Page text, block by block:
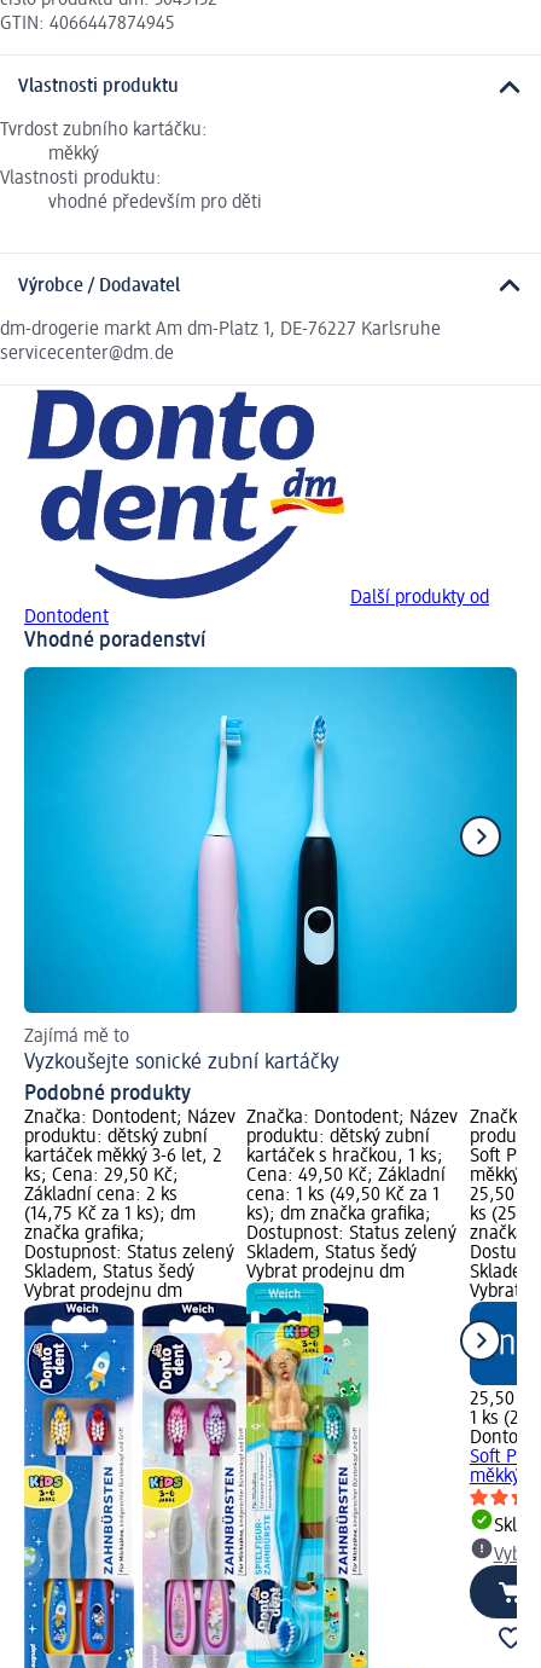
GTIN: 4066447874945
Vlastnosti produktu
Tvrdost zubního kartáčku:
měkký
Vlastnosti produktu:
vhodné především pro děti
Výrobce / Dodavatel
dm-drogerie markt Am dm-Platz 1, DE-76227 Karlsruhe
servicecenter@dm.de
Další produkty od
Dontodent
Vhodné poradenství
Zajímá mě to
Vyzkoušejte sonické zubní kartáčky
Podobné produkty
Značka: Dontodent; Název
produktu: dětský zubní
kartáček měkký 3-6 let, 2
ks; Cena: 29,50 Kč;
Základní cena: 2 ks
(14,75 Kč za 1 ks); dm
značka grafika;
Dostupnost: Status zelený
Skladem, Status šedý
Vybrat prodejnu dm
Značka: Dontodent; Název
produktu: dětský zubní
kartáček s hračkou, 1 ks;
Cena: 49,50 Kč; Základní
cena: 1 ks (49,50 Kč za 1
ks); dm značka grafika;
Dostupnost: Status zelený
Skladem, Status šedý
Vybrat prodejnu dm
Značka:
Soft
měkký,
25,50
ks
značka
Vybrat
25,50 Kč
1 ks
Soft
měkký, 1